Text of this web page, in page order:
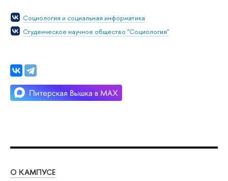
Социология и социальная информатика
Студенческое научное общество "Социология"
О КАМПУСЕ